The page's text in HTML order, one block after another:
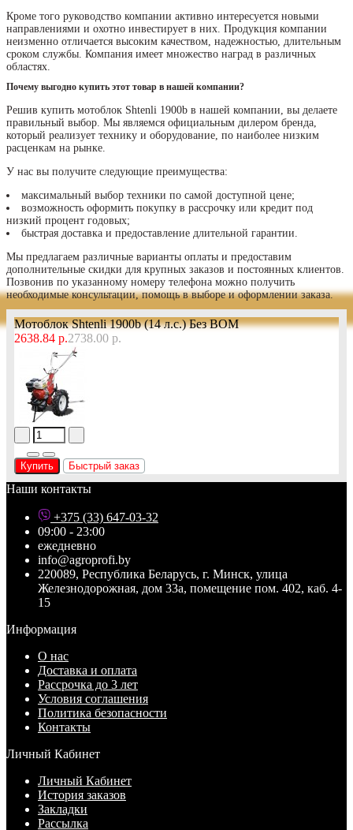
Кроме того руководство компании активно интересуется новыми
направлениями и охотно инвестирует в них. Продукция компании
неизменно отличается высоким качеством, надежностью, длительным
сроком службы. Компания имеет множество наград в различных
областях.
Почему выгодно купить этот товар в нашей компании?
Решив купить мотоблок Shtenli 1900b в нашей компании, вы делаете
правильный выбор. Мы являемся официальным дилером бренда,
который реализует технику и оборудование, по наиболее низким
расценкам на рынке.
У нас вы получите следующие преимущества:
максимальный выбор техники по самой доступной цене;
возможность оформить покупку в рассрочку или кредит под
низкий процент годовых;
быстрая доставка и предоставление длительной гарантии.
Мы предлагаем различные варианты оплаты и предоставим
дополнительные скидки для крупных заказов и постоянных клиентов.
Позвонив по указанному номеру телефона можно получить
необходимые консультации, помощь в выборе и оформлении заказа.
Мотоблок Shtenli 1900b (14 л.с.) Без ВОМ
2638.84 р.2738.00 р.
Купить Быстрый заказ
Наши контакты
+375 (33) 647-03-32
09:00 - 23:00
ежедневно
info@agroprofi.by
220089, Республика Беларусь, г. Минск, улица
Железнодорожная, дом 33а, помещение пом. 402, каб. 4-
15
Информация
О нас
Доставка и оплата
Рассрочка до 3 лет
Условия соглашения
Политика безопасности
Контакты
Личный Кабинет
Личный Кабинет
История заказов
Закладки
Рассылка